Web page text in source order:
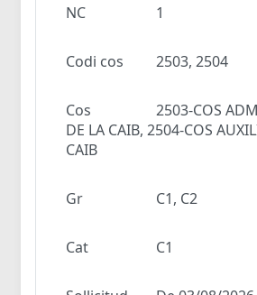
NC 1
Codi cos 2503, 2504
Cos
2503-COS
DE LA CAIB, 2504-COS
CAIB
Gr C1, C2
Cat C1